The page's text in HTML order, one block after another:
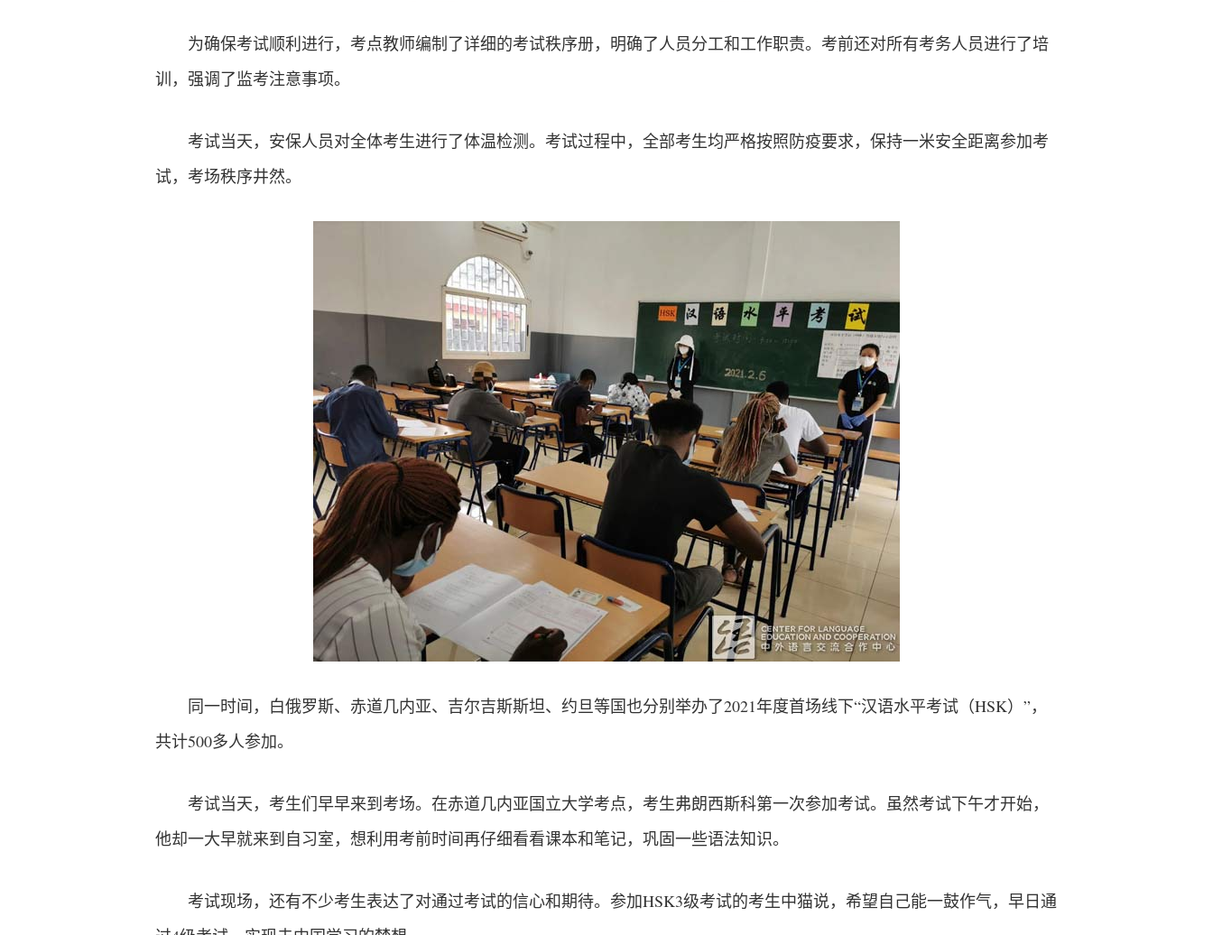
为确保考试顺利进行，考点教师编制了详细的考试秩序册，明确了人员分工和工作职责。考前还对所有考务人员进行了培
训，强调了监考注意事项。
考试当天，安保人员对全体考生进行了体温检测。考试过程中，全部考生均严格按照防疫要求，保持一米安全距离参加考
试，考场秩序井然。
同一时间，白俄罗斯、赤道几内亚、吉尔吉斯斯坦、约旦等国也分别举办了2021年度首场线下“汉语水平考试（HSK）”，
共计500多人参加。
考试当天，考生们早早来到考场。在赤道几内亚国立大学考点，考生弗朗西斯科第一次参加考试。虽然考试下午才开始，
他却一大早就来到自习室，想利用考前时间再仔细看看课本和笔记，巩固一些语法知识。
考试现场，还有不少考生表达了对通过考试的信心和期待。参加HSK3级考试的考生中猫说，希望自己能一鼓作气，早日通